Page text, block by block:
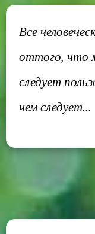
Все
оттого, что
следует
чем